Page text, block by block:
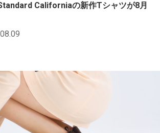
Californiaの新作Tシャツが8月